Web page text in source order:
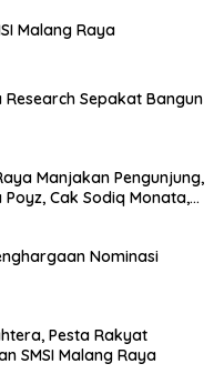
Malang Raya
Sepakat Bangun
Manjakan Pengunjung,
Cak Sodiq Monata,
Nominasi
Pesta Rakyat
SMSI Malang Raya